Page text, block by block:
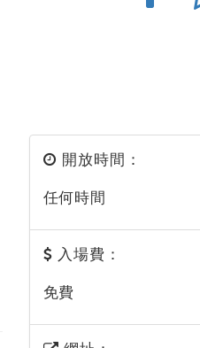
開放時間：
任何時間
入場費：
免費